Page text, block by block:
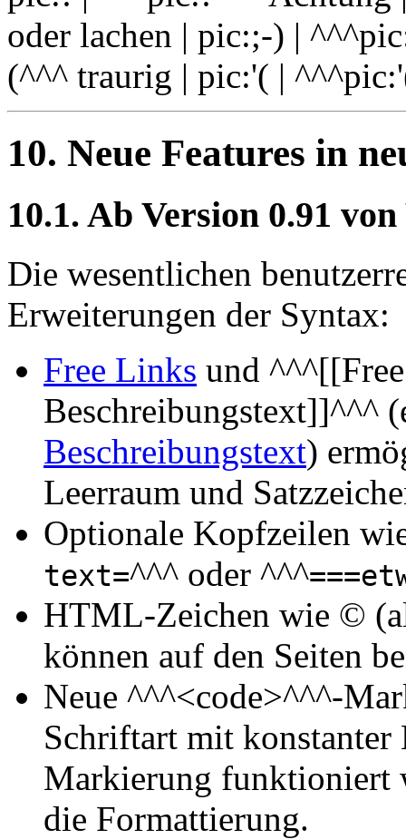
oder lachen | pic:;-) |
(^^^ traurig | pic:'( |
10. Neue Features in
10.1. Ab Version 0.91
Die wesentlichen
Erweiterungen der Syntax:
Free Links und
Beschreibungstext]]^^^
Beschreibungstext)
Leerraum und
Optionale Kopfzeilen
text=^^^ oder ^^^
HTML-Zeichen wie ©
können auf den Seiten
Neue ^^^<code>^^^-
Schriftart mit konstanter
Markierung funktioniert
die Formattierung.